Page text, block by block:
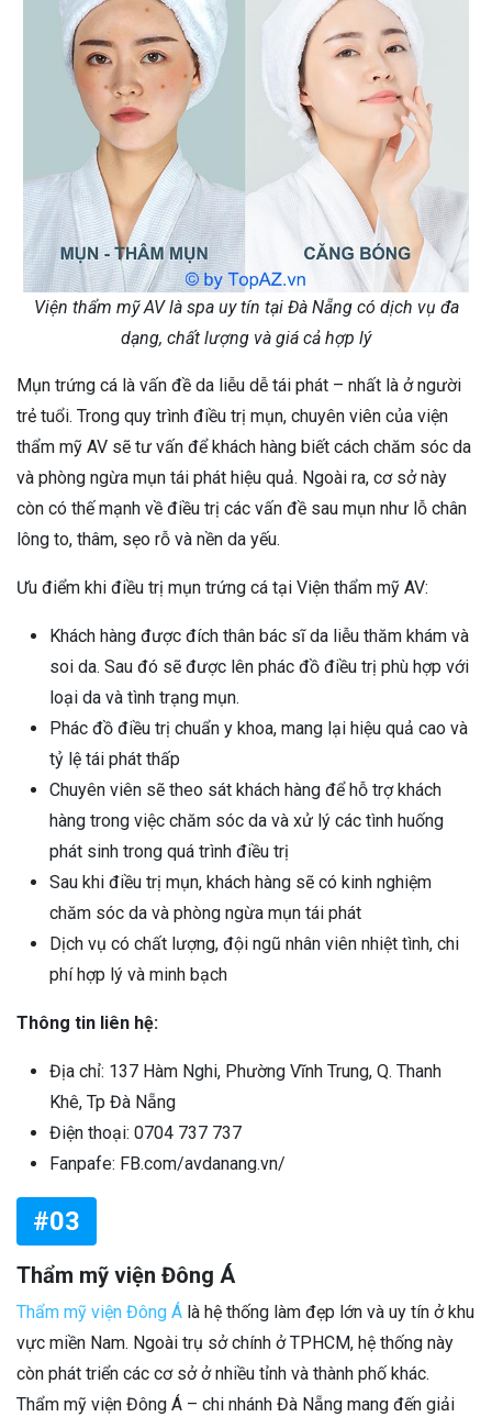
Viện thẩm mỹ AV là spa uy tín tại Đà Nẵng có dịch vụ đa
dạng, chất lượng và giá cả hợp lý
Mụn trứng cá là vấn đề da liễu dễ tái phát – nhất là ở người
trẻ tuổi. Trong quy trình điều trị mụn, chuyên viên của viện
thẩm mỹ AV sẽ tư vấn để khách hàng biết cách chăm sóc da
và phòng ngừa mụn tái phát hiệu quả. Ngoài ra, cơ sở này
còn có thế mạnh về điều trị các vấn đề sau mụn như lỗ chân
lông to, thâm, sẹo rỗ và nền da yếu.
Ưu điểm khi điều trị mụn trứng cá tại Viện thẩm mỹ AV:
Khách hàng được đích thân bác sĩ da liễu thăm khám và
soi da. Sau đó sẽ được lên phác đồ điều trị phù hợp với
loại da và tình trạng mụn.
Phác đồ điều trị chuẩn y khoa, mang lại hiệu quả cao và
tỷ lệ tái phát thấp
Chuyên viên sẽ theo sát khách hàng để hỗ trợ khách
hàng trong việc chăm sóc da và xử lý các tình huống
phát sinh trong quá trình điều trị
Sau khi điều trị mụn, khách hàng sẽ có kinh nghiệm
chăm sóc da và phòng ngừa mụn tái phát
Dịch vụ có chất lượng, đội ngũ nhân viên nhiệt tình, chi
phí hợp lý và minh bạch
Thông tin liên hệ:
Địa chỉ: 137 Hàm Nghi, Phường Vĩnh Trung, Q. Thanh
Khê, Tp Đà Nẵng
Điện thoại: 0704 737 737
Fanpafe: FB.com/avdanang.vn/
#03
Thẩm mỹ viện Đông Á
Thẩm mỹ viện Đông Á là hệ thống làm đẹp lớn và uy tín ở khu
vực miền Nam. Ngoài trụ sở chính ở TPHCM, hệ thống này
còn phát triển các cơ sở ở nhiều tỉnh và thành phố khác.
Thẩm mỹ viện Đông Á – chi nhánh Đà Nẵng mang đến giải